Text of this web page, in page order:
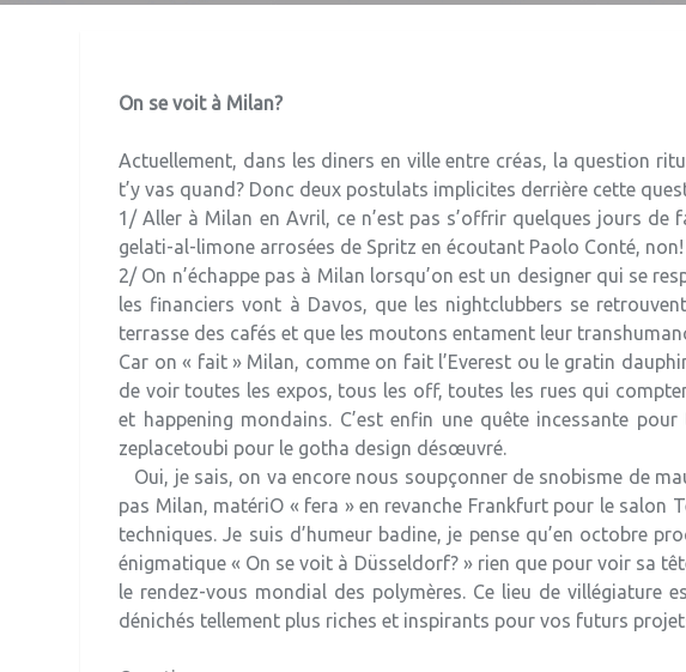
On se voit à Milan?
Actuellement, dans les diners en ville entre créas, la question
t’y vas quand? Donc deux postulats implicites derrière cette
1/ Aller à Milan en Avril, ce n’est pas s’offrir quelques jours
gelati-al-limone arrosées de Spritz en écoutant Paolo Conté,
2/ On n’échappe pas à Milan lorsqu’on est un designer qui se
les financiers vont à Davos, que les nightclubbers se
terrasse des cafés et que les moutons entament leur
Car on « fait » Milan, comme on fait l’Everest ou le gratin
de voir toutes les expos, tous les off, toutes les rues qui
et happening mondains. C’est enfin une quête incessante
zeplacetoubi pour le gotha design désœuvré.
Oui, je sais, on va encore nous soupçonner de snobisme de
pas Milan, matériO « fera » en revanche Frankfurt pour le salon
techniques. Je suis d’humeur badine, je pense qu’en octobre
énigmatique « On se voit à Düsseldorf? » rien que pour voir sa
le rendez-vous mondial des polymères. Ce lieu de
dénichés tellement plus riches et inspirants pour vos futurs